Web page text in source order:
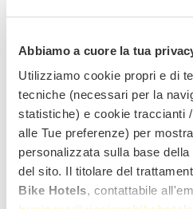
Abbiamo a cuore la tua
Utilizziamo cookie propri e di
tecniche (necessari per la
statistiche) e cookie traccianti
alle Tue preferenze) per
personalizzata sulla base
del sito. Il titolare del
Bike Hotels, contattabile
Noleggio bici Fondriest interno
1 offerta per te
da:€